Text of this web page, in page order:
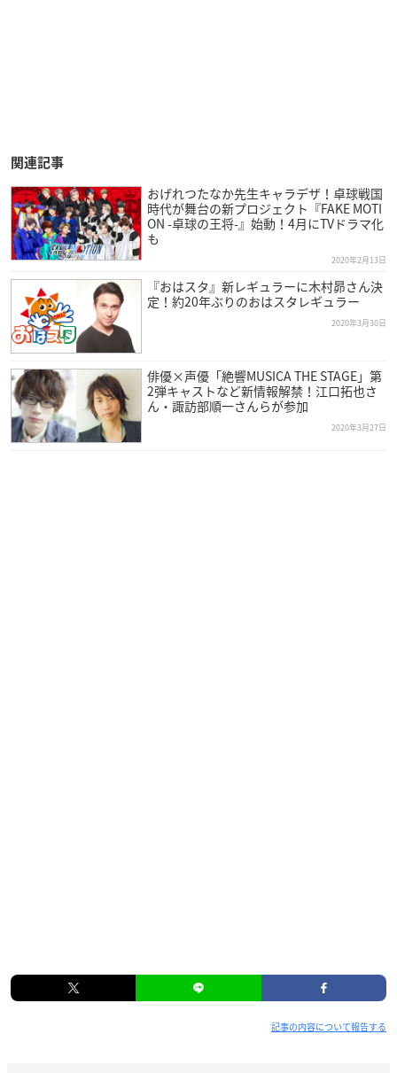
関連記事
おげれつたなか先生キャラデザ！卓球戦国
時代が舞台の新プロジェクト『FAKE MOTI
ON -卓球の王将-』始動！4月にTVドラマ化
も
2020年2月13日
『おはスタ』新レギュラーに木村昴さん決
定！約20年ぶりのおはスタレギュラー
2020年3月30日
俳優×声優「絶響MUSICA THE STAGE」第
2弾キャストなど新情報解禁！江口拓也さ
ん・諏訪部順一さんらが参加
2020年3月27日
記事の内容について報告する